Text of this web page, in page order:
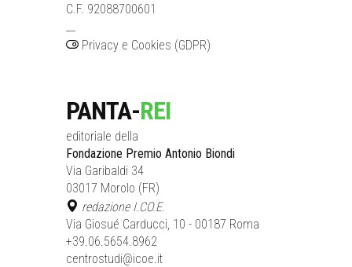
C.F. 92088700601
Privacy e Cookies (GDPR)
PANTA-REI
editoriale della
Fondazione Premio Antonio Biondi
Via Garibaldi 34
03017 Morolo (FR)
redazione I.CO.E.
Via Giosué Carducci, 10 - 00187 Roma
+39.06.5654.8962
centrostudi@icoe.it